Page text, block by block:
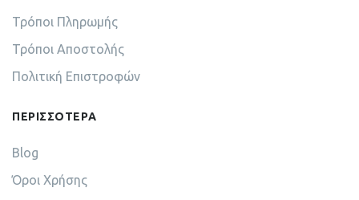
Τρόποι Πληρωμής
Τρόποι Αποστολής
Πολιτική Επιστροφών
ΠΕΡΙΣΣΟΤΕΡΑ
Blog
Όροι Χρήσης